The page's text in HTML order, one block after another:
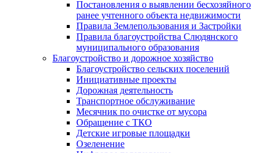
Постановления о выявлении бесхозяйного
ранее учтенного объекта недвижимости
Правила Землепользования и Застройки
Правила благоустройства Слюдянского
муниципального образования
Благоустройство и дорожное хозяйство
Благоустройство сельских поселений
Инициативные проекты
Дорожная деятельность
Транспортное обслуживание
Месячник по очистке от мусора
Обращение с ТКО
Детские игровые площадки
Озеленение